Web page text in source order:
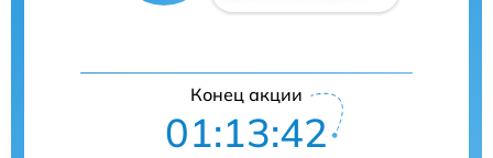
Конец акции
01:13:41